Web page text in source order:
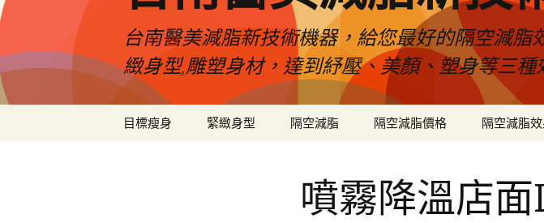
台南醫美減脂新技術機器，給您最好的隔空減
緻身型,雕塑身材，達到紓壓、美顏、塑身等三種
目標瘦身 緊緻身型 隔空減脂 隔空減脂價格 隔空減脂
噴霧降溫店